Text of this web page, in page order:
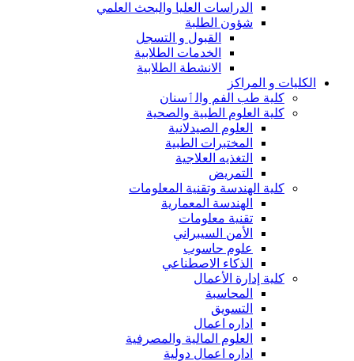
الدراسات العليا والبحث العلمي
شؤون الطلبة
القبول و التسجل
الخدمات الطلابية
الانشطة الطلابية
الكليات و المراكز
كلية طب الفم والٲسنان
كلية العلوم الطبية والصحية
العلوم الصيدلانية
المختبرات الطبية
التغذيه العلاجية
التمريض
كلية الهندسة وتقنية المعلومات
الهندسة المعمارية
تقنية معلومات
الأمن السيبراني
علوم حاسوب
الذكاء الاصطناعي
كلية إدارة الأعمال
المحاسبة
التسويق
اداره اعمال
العلوم المالية والمصرفية
اداره اعمال دولية